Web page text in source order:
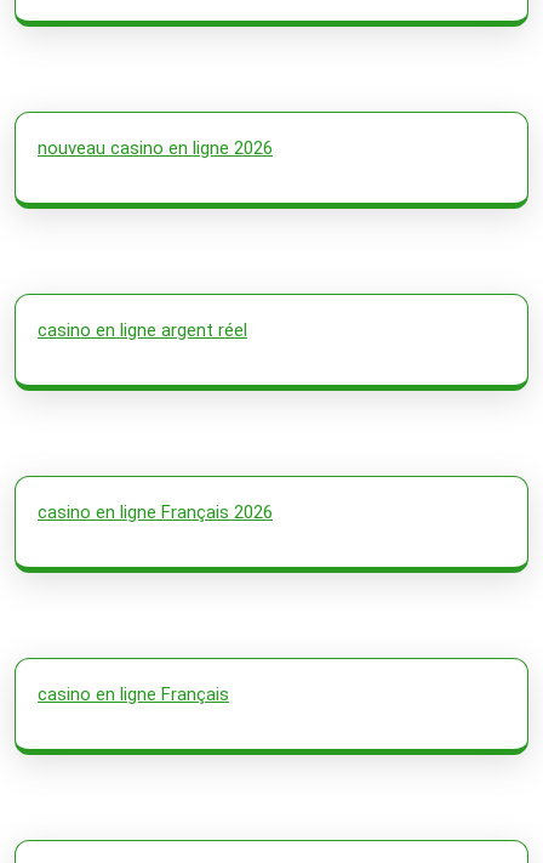
nouveau casino en ligne 2026
casino en ligne argent réel
casino en ligne Français 2026
casino en ligne Français